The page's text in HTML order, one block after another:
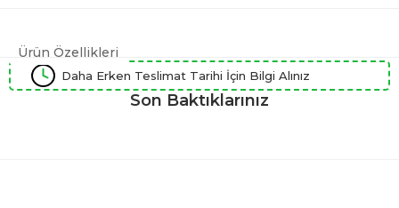
Ürün Özellikleri
Daha Erken Teslimat Tarihi İçin Bilgi Alınız
Son Baktıklarınız